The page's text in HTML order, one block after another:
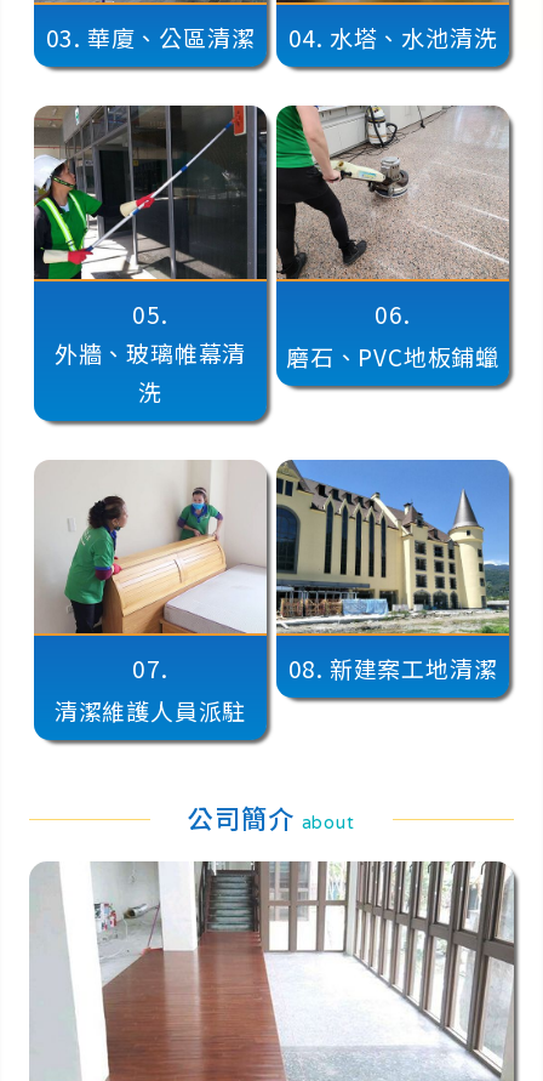
03. 華廈、公區清潔 04. 水塔、水池清洗
05.
外牆、玻璃帷幕清
洗
06.
磨石、PVC地板鋪蠟
07.
清潔維護人員派駐
08. 新建案工地清潔
公司簡介 about